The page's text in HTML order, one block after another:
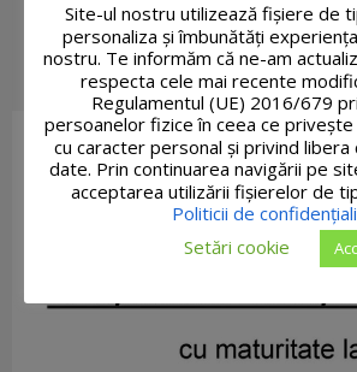
Site-ul nostru utilizează fişiere de
personaliza și îmbunătăți
nostru. Te informăm că ne-am
respecta cele mai recente
Regulamentul (UE) 2016/679
persoanelor fizice în ceea ce
cu caracter personal și privind
date. Prin continuarea navigării pe
acceptarea utilizării fişierelor de
Politicii de
Setări cookie